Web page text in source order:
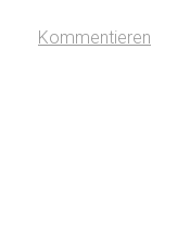
Kommentieren